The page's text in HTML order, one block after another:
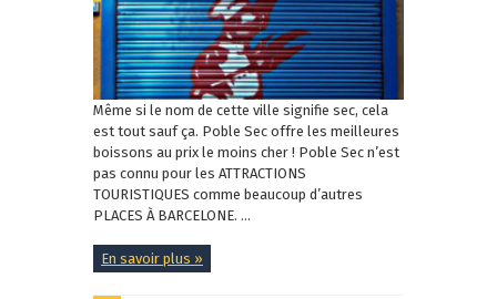
Même si le nom de cette ville signifie sec, cela
est tout sauf ça. Poble Sec offre les meilleures
boissons au prix le moins cher ! Poble Sec n’est
pas connu pour les ATTRACTIONS
TOURISTIQUES comme beaucoup d’autres
PLACES À BARCELONE. ...
En savoir plus »